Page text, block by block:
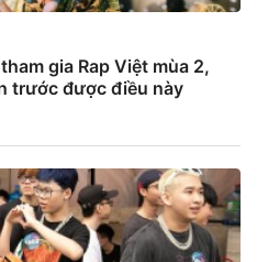
gia Rap Việt mùa 2,
trước được điều này